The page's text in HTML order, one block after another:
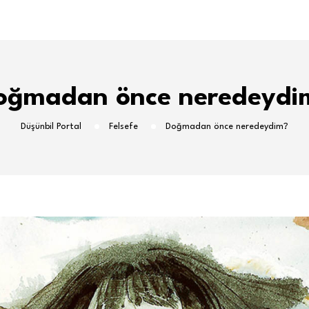
önce
Düşünbil Portal Felsefe Doğmadan önce neredeydim?